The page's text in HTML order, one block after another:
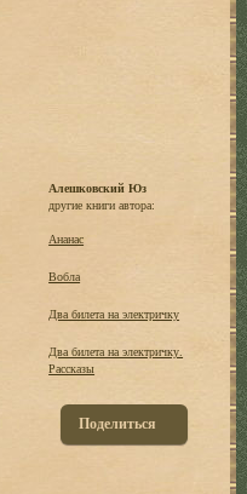
Алешковский Юз
другие книги автора:
Ананас
Вобла
Два билета на электричку
Два билета на электричку.
Рассказы
Поделиться